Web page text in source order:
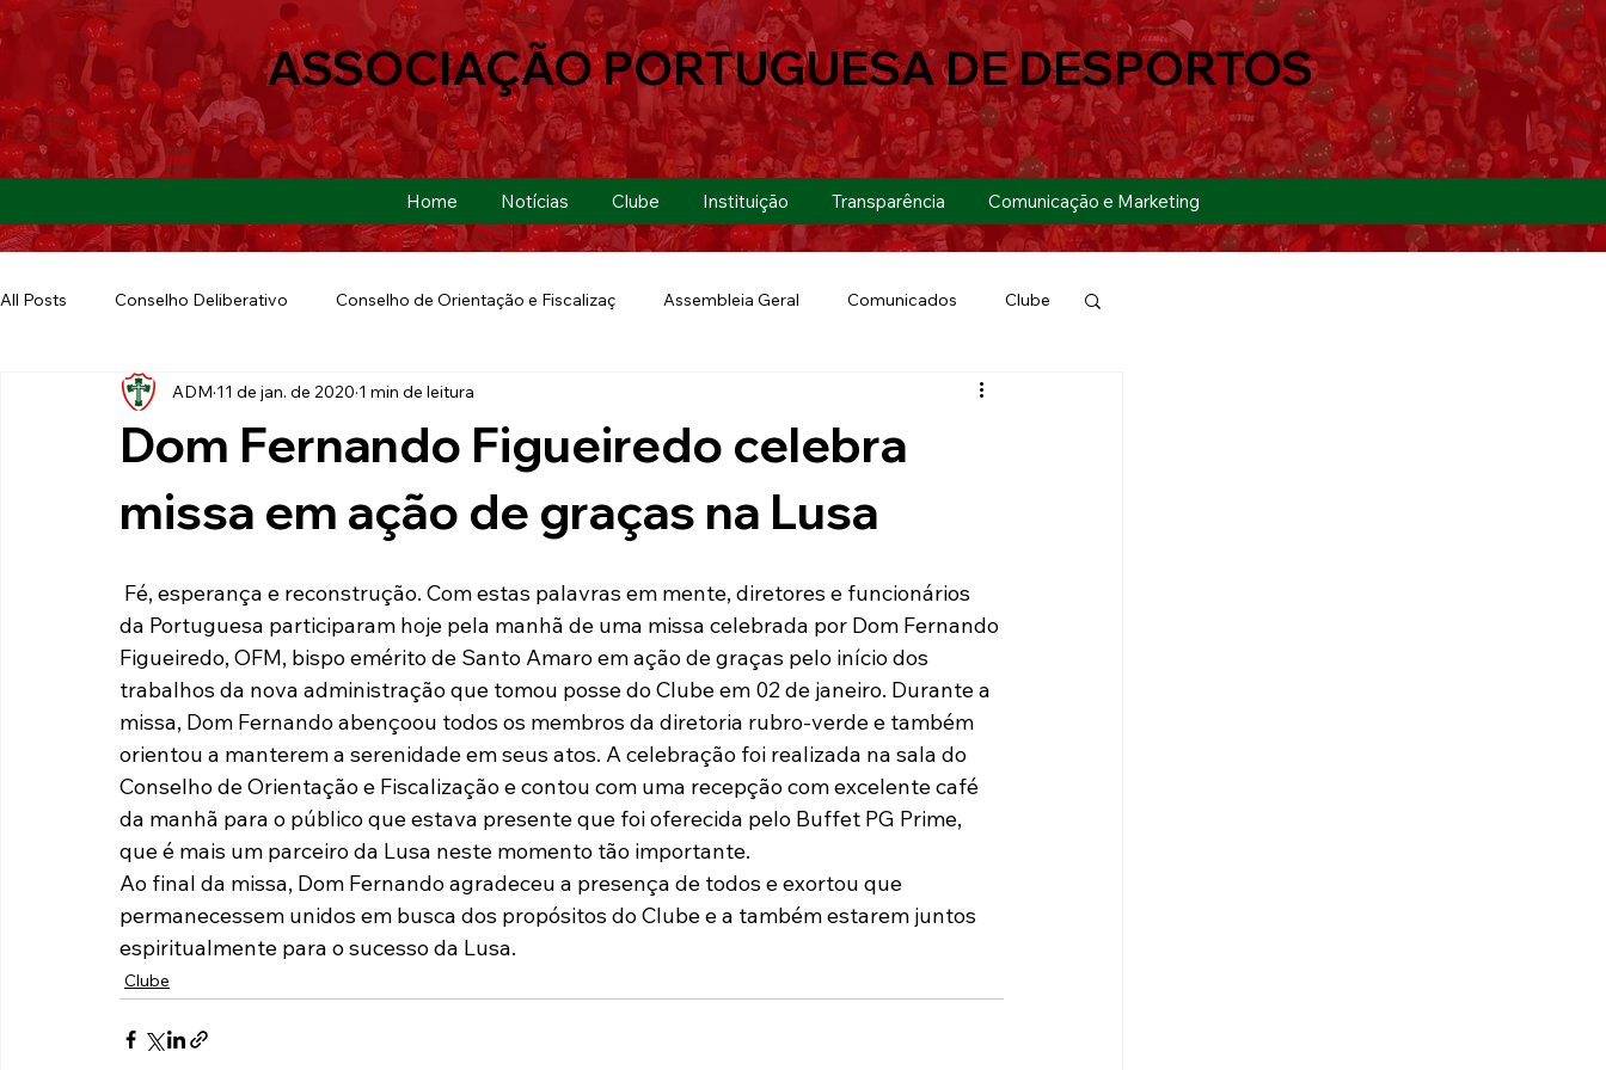
Home Notícias Clube Instituição Transparência Comunicação e Marketing
ASSOCIAÇÃO PORTUGUESA DE DESPORTOS
All Posts Conselho Deliberativo Conselho de Orientação e Fiscalizaç Assembleia Geral Comunicados Clube
Ação Social Futebol Americano Copa São Paulo
Futebol de Base Futebol de Quintal Futebol Feminino
Paulista A2 2019 Portuguesas pelo Brasil Ouvidoria Modalidades Marketing Sócio-Torcedor
Tabelas Recuperação Judicial
Dom Fernando Figueiredo celebra
missa em ação de graças na Lusa
ADM 11 de jan. de 2020 1 min de leitura
da Portuguesa participaram hoje pela manhã de uma missa celebrada por Dom Fernando
Figueiredo, OFM, bispo emérito de Santo Amaro em ação de graças pelo início dos
trabalhos da nova administração que tomou posse do Clube em 02 de janeiro. Durante a
missa, Dom Fernando abençoou todos os membros da diretoria rubro-verde e também
orientou a manterem a serenidade em seus atos. A celebração foi realizada na sala do
Conselho de Orientação e Fiscalização e contou com uma recepção com excelente café
da manhã para o público que estava presente que foi oferecida pelo Buffet PG Prime,
que é mais um parceiro da Lusa neste momento tão importante.
Ao final da missa, Dom Fernando agradeceu a presença de todos e exortou que
permanecessem unidos em busca dos propósitos do Clube e a também estarem juntos
espiritualmente para o sucesso da Lusa.
Clube